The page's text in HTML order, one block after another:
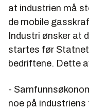
at industrien må
de mobile
Industri ønsker at
startes før
bedriftene. Dette
-
noe på